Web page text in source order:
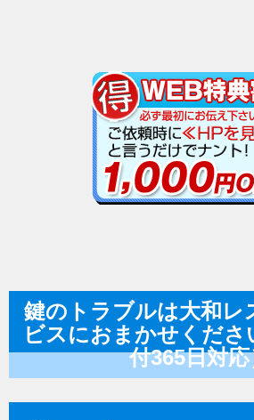
鍵のトラブルは大和レ
ビスにおまかせくださ
付365日対応